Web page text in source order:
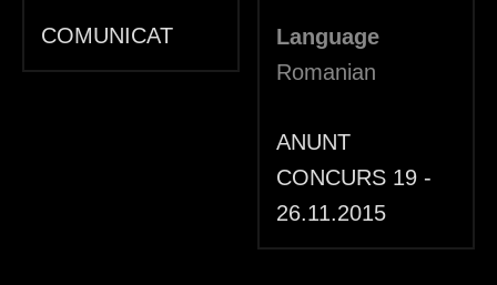
COMUNICAT
Language
Romanian
ANUNT
CONCURS 19 -
26.11.2015